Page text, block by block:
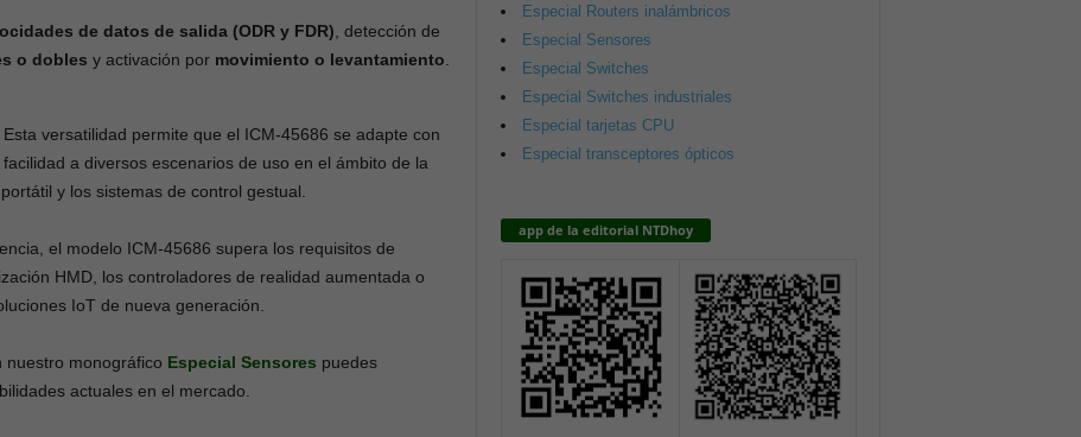
de datos de salida (ODR y FDR) , detección de
o dobles y activación por movimiento o levantamiento
Esta versatilidad permite que el ICM-45686 se adapte con
facilidad a diversos escenarios de uso en el ámbito de la
y los sistemas de control gestual.
el modelo ICM-45686 supera los requisitos de
HMD, los controladores de realidad aumentada o
IoT de nueva generación.
nuestro monográfico Especial Sensores puedes
actuales en el mercado.
Especial Routers inalámbricos
Especial Sensores
Especial Switches
Especial Switches industriales
Especial tarjetas CPU
Especial transceptores ópticos
app de la editorial NTDhoy